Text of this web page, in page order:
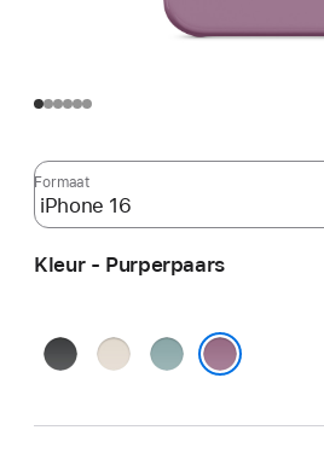
Formaat
Kleur - Purperpaars
Middernachtzwart
ZandstrandOceaangroen